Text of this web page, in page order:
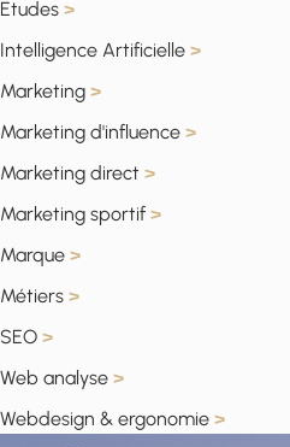
Etudes >
Intelligence Artificielle >
Marketing >
Marketing d'influence >
Marketing direct >
Marketing sportif >
Marque >
Métiers >
SEO >
Web analyse >
Webdesign & ergonomie >